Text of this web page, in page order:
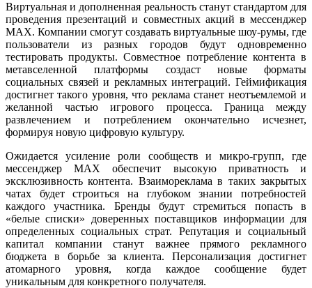
Виртуальная и дополненная реальность станут стандартом для
проведения презентаций и совместных акций в мессенджер
MAX. Компании смогут создавать виртуальные шоу-румы, где
пользователи из разных городов будут одновременно
тестировать продукты. Совместное потребление контента в
метавселенной платформы создаст новые форматы
социальных связей и рекламных интеграций. Геймификация
достигнет такого уровня, что реклама станет неотъемлемой и
желанной частью игрового процесса. Граница между
развлечением и потреблением окончательно исчезнет,
формируя новую цифровую культуру.
Ожидается усиление роли сообществ и микро-групп, где
мессенджер MAX обеспечит высокую приватность и
эксклюзивность контента. Взаимореклама в таких закрытых
чатах будет строиться на глубоком знании потребностей
каждого участника. Бренды будут стремиться попасть в
«белые списки» доверенных поставщиков информации для
определенных социальных страт. Репутация и социальный
капитал компании станут важнее прямого рекламного
бюджета в борьбе за клиента. Персонализация достигнет
атомарного уровня, когда каждое сообщение будет
уникальным для конкретного получателя.